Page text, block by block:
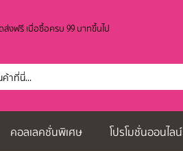
ส่งฟรี เมื่อซื้อครบ 99 บาทขึ้นไป
คอลเลคชั่นพิเศษ โปรโมชั่นออนไลน์